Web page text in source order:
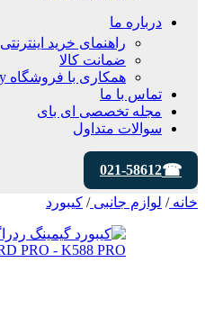
درباره ما
راهنمای خرید اینترنتی
ضمانت کالا
همکاری با فروشگاه eBuy
تماس با ما
مجله تخصصی ای‌ بای
سوالات متداول
021-58612
خانه/ لوازم جانبی/ کیبورد